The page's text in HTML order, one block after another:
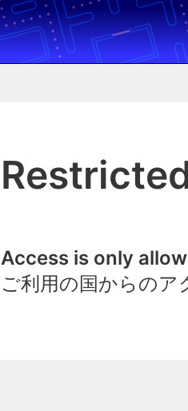
Access is only
ご利用の国からのア